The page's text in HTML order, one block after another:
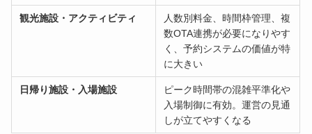
観光施設・アクティビティ
人数別料金、時間枠管理、複
数OTA連携が必要になりやす
く、予約システムの価値が特
に大きい
日帰り施設・入場施設
ピーク時間帯の混雑平準化や
入場制御に有効。運営の見通
しが立てやすくなる